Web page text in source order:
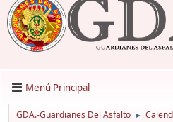
Menú Principal
GDA.-Guardianes Del Asfalto ►